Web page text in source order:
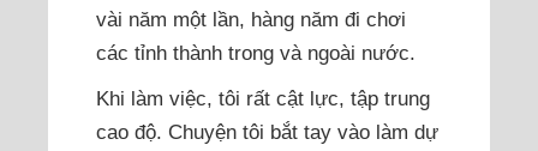
vài năm một lần, hàng năm đi chơi
các tỉnh thành trong và ngoài nước.
Khi làm việc, tôi rất cật lực, tập trung
cao độ. Chuyện tôi bắt tay vào làm dự